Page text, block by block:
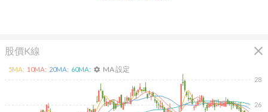
股價K線 close
26
28
5MA: 10MA: 20MA: 60MA: settings MA 設定